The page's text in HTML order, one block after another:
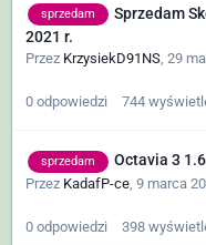
sprzedam
Sprzedam
2021 r.
Przez KrzysiekD91NS, 29
0 odpowiedzi 744
sprzedam Octavia 3
Przez KadafP-ce 9 marca
0 odpowiedzi 398